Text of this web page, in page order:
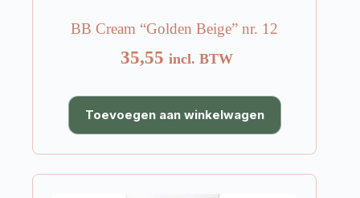
BB Cream “Golden Beige” nr. 12
35,55 incl. BTW
Toevoegen aan winkelwagen